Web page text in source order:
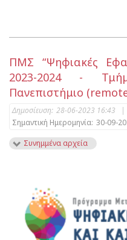
ΠΜΣ “Ψηφιακές
2023-2024 -
Πανεπιστήμιο
Δημοσίευση: 28-06-2023 16:43
Σημαντική Ημερομηνία: 30-09-
Συνημμένα αρχεία